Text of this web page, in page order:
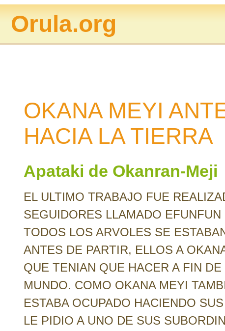
Orula.org
OKANA MEYI
HACIA LA TIERRA
Apataki de Okanran-Meji
EL ULTIMO TRABAJO FUE
SEGUIDORES LLAMADO
TODOS LOS ARVOLES SE
ANTES DE PARTIR, ELLOS A
QUE TENIAN QUE HACER A FIN
MUNDO. COMO OKANA MEYI
ESTABA OCUPADO HACIENDO
LE PIDIO A UNO DE SUS